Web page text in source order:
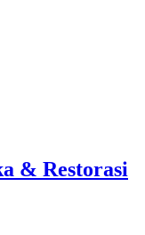
& Restorasi